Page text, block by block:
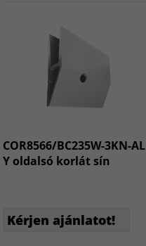
COR8566/BC235W-3KN-AL
Y oldalsó korlát sín
Kérjen ajánlatot!